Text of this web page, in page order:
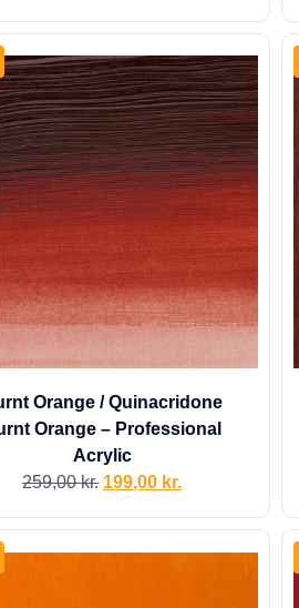
Orange / Quinacridone
Orange – Professional
Acrylic
259,00kr. 199,00 kr.